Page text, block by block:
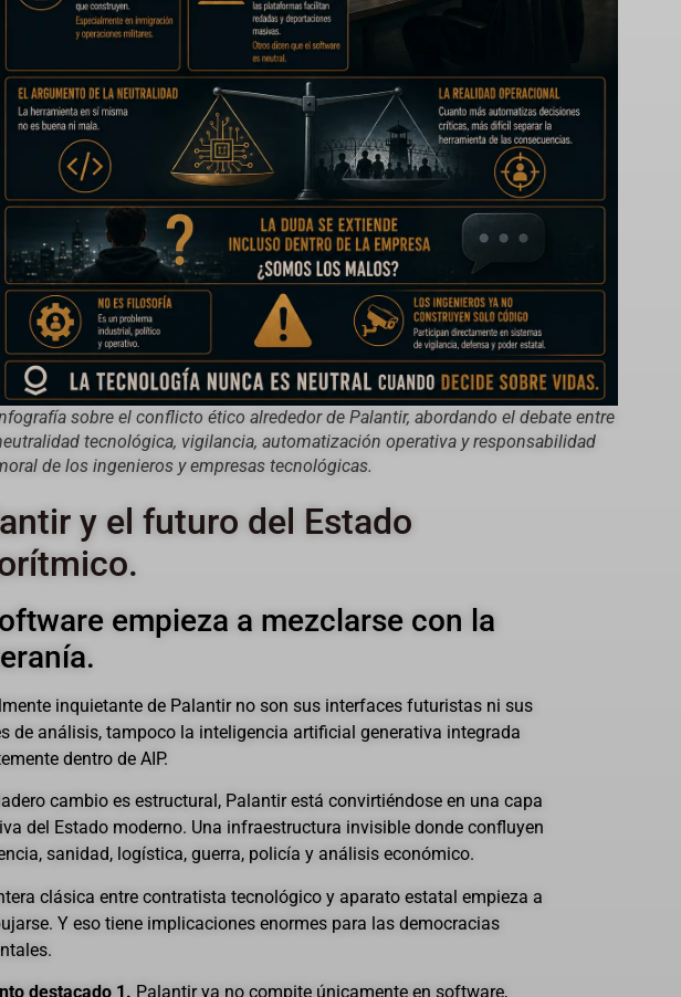
sobre el conflicto ético alrededor de Palantir, abordando el debate entre
tecnológica, vigilancia, automatización operativa y responsabilidad
de los ingenieros y empresas tecnológicas.
y el futuro del Estado
empieza a mezclarse con la
inquietante de Palantir no son sus interfaces futuristas ni sus
de análisis, tampoco la inteligencia artificial generativa integrada
dentro de AIP.
cambio es estructural, Palantir está convirtiéndose en una capa
del Estado moderno. Una infraestructura invisible donde confluyen
sanidad, logística, guerra, policía y análisis económico.
clásica entre contratista tecnológico y aparato estatal empieza a
Y eso tiene implicaciones enormes para las democracias
destacado 1. Palantir ya no compite únicamente en software,